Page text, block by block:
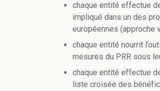
chaque entité effectue
impliqué dans un des
européennes (approche
chaque entité nourrit
mesures du PRR sous
chaque entité effectue
liste croisée des